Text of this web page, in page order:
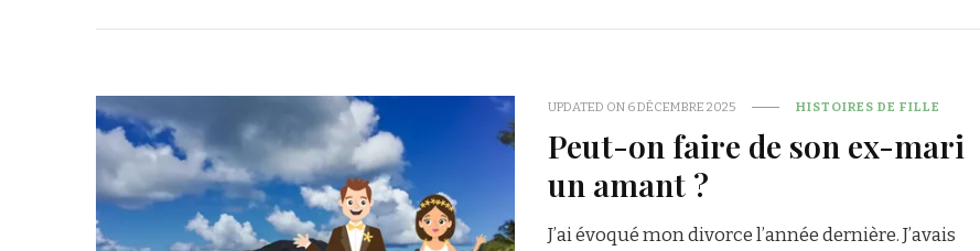
UPDATED ON 6 DÉCEMBRE 2025 HISTOIRES DE FILLE
Peut-on faire de son ex-mari
un amant ?
J’ai évoqué mon divorce l’année dernière. J’avais